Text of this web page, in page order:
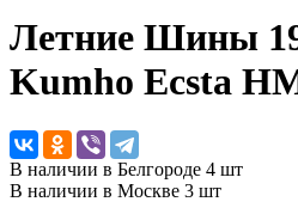
Летние Шины
Kumho Ecsta
В наличии в Белгороде 4 шт
В наличии в Москве 3 шт